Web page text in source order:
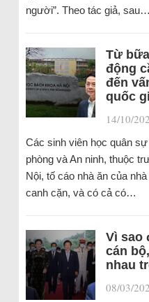
người”. Theo tác giả, sau…
Từ
động
đến
quốc
14/10/
Các sinh viên học quân
phòng và An ninh, thuộc
Nội, tố cáo nhà ăn của
canh cặn, và có cả có…
Vì sao
cán
nhau
08/03/